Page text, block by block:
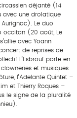
déjanté (14
avec une drolatique
Le duo
occitan (20 août, Le
avec Yoann
de reprises de
L’Esbrouf porte en
et musiques
l’Adelante Quintet –
et Thierry Roques –
le signe de la pluralité